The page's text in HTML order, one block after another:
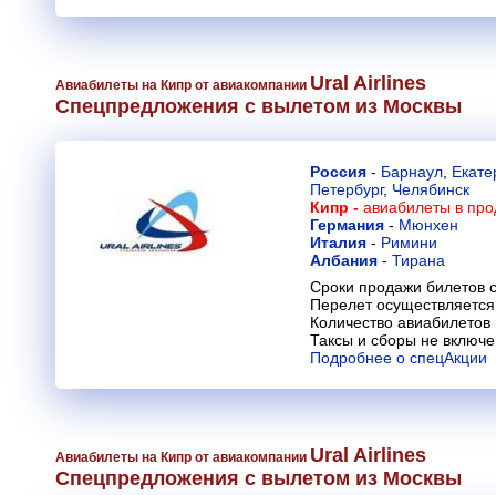
Авиабилеты на Кипр от авиакомпании Ural Airlines
Спецпредложения с вылетом из Москвы
Россия - Барнаул
Петербург, Челябинск
Кипр - авиабилеты в
Германия - Мюнхен
Италия - Римини
Албания - Тирана
Сроки продажи билетов
Перелет
Количество
Таксы и сборы не
Подробнее о спецАкции
Авиабилеты на Кипр от авиакомпании Ural Airlines
Спецпредложения с вылетом из Москвы